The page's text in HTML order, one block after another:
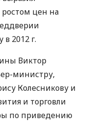
цен на
2012 г.
Виктор
министру,
Колесникову и
и торговли
по приведению